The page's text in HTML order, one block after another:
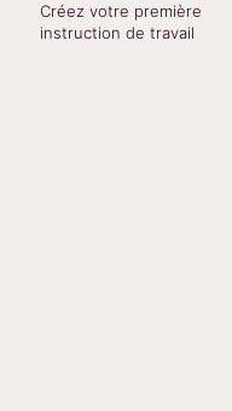
Créez votre première
instruction de travail